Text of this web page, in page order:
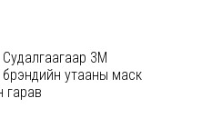
Судалгаагаар 3М
брэндийн утааны маск
гарав